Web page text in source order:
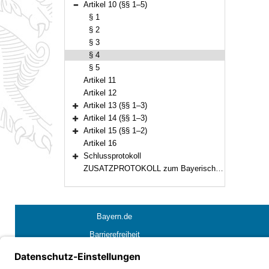
Bereich reduzieren
Artikel 10 (§§ 1–5)
§ 1
§ 2
§ 3
§ 4
§ 5
Artikel 11
Artikel 12
Bereich erweitern
Artikel 13 (§§ 1–3)
Bereich erweitern
Artikel 14 (§§ 1–3)
Bereich erweitern
Artikel 15 (§§ 1–2)
Artikel 16
Bereich erweitern
Schlussprotokoll
ZUSATZPROTOKOLL zum Bayerischen Konkordat vom 29. März 1924, zuletzt geändert durch den Vertrag vom 8. Juni 1988
Bayern.de
Barrierefreiheit